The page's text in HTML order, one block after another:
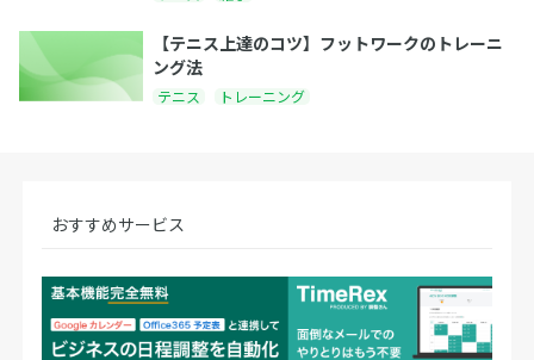
【テニス上達のコツ】フットワークのトレーニ
ング法
テニス トレーニング
おすすめサービス